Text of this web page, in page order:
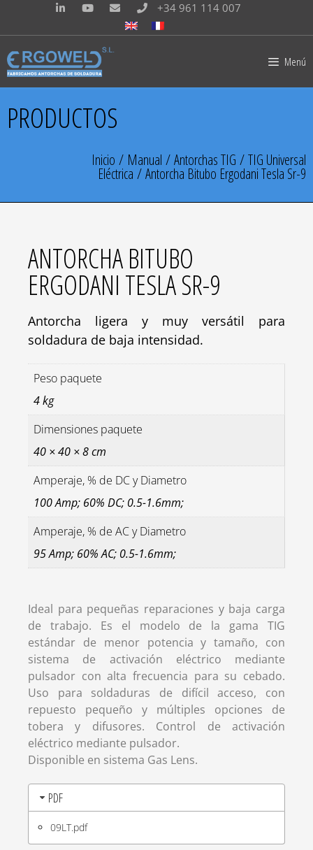
+34 961 114 007
Menú
PRODUCTOS
Inicio / Manual /Antorchas TIG /TIG Universal
Eléctrica / Antorcha Bitubo Ergodani Tesla Sr-9
ANTORCHA BITUBO
ERGODANI TESLA SR-9
Antorcha ligera y muy versátil para
soldadura de baja intensidad.
Peso paquete
4 kg
Dimensiones paquete
40 × 40 × 8 cm
Amperaje, % de DC y Diametro
100 Amp; 60% DC; 0.5-1.6mm;
Amperaje, % de AC y Diametro
95 Amp; 60% AC; 0.5-1.6mm;
Ideal para pequeñas reparaciones y baja carga
de trabajo. Es el modelo de la gama TIG
estándar de menor potencia y tamaño, con
sistema de activación eléctrico mediante
pulsador con alta frecuencia para su cebado.
Uso para soldaduras de difícil acceso, con
repuesto pequeño y múltiples opciones de
tobera y difusores. Control de activación
eléctrico mediante pulsador.
Disponible en sistema Gas Lens.
PDF
09LT.pdf